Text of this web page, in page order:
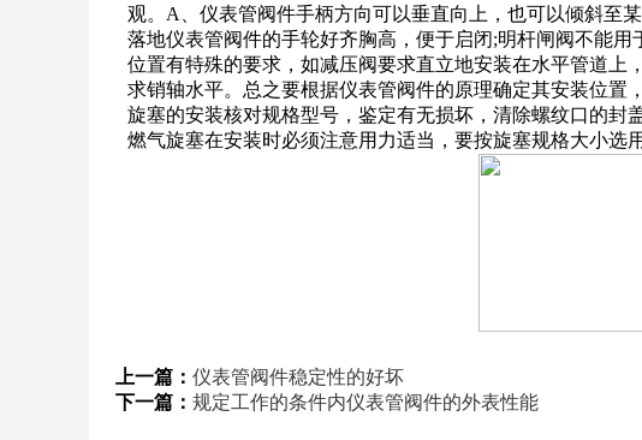
观。A、仪表管阀件手柄方向可以垂直向上，也可以倾斜至
落地仪表管阀件的手轮好齐胸高，便于启闭;明杆闸阀不能
位置有特殊的要求，如减压阀要求直立地安装在水平管道
求销轴水平。总之要根据仪表管阀件的原理确定其安装位置
旋塞的安装核对规格型号，鉴定有无损坏，清除螺纹口的
燃气旋塞在安装时必须注意用力适当，要按旋塞规格大小选
上一篇： 仪表管阀件稳定性的好坏
下一篇： 规定工作的条件内仪表管阀件的外表性能